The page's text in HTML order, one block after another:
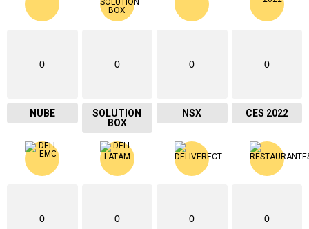
0
NUBE
0
SOLUTION
BOX
0
NSX
0
CES 2022
0 0 0 0